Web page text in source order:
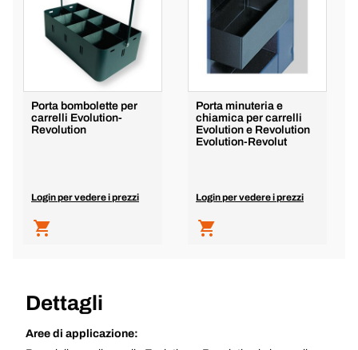
Porta bombolette per
carrelli Evolution-
Revolution
Login per vedere i prezzi
Porta minuteria e
chiamica per carrelli
Evolution e Revolution
Evolution-Revolut
Login per vedere i prezzi
Dettagli
Aree di applicazione: